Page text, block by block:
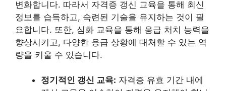
변화합니다. 따라서 자격증 갱신 교육을 통해 최신
정보를 습득하고, 숙련된 기술을 유지하는 것이 필
요합니다. 또한, 심화 교육을 통해 응급 처치 능력을
향상시키고, 다양한 응급 상황에 대처할 수 있는 역
량을 키울 수 있습니다.
정기적인 갱신 교육: 자격증 유효 기간 내에